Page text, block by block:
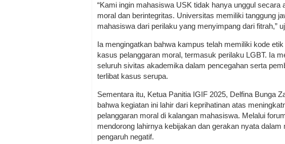
“Kami ingin mahasiswa USK tidak hanya unggul secara
moral dan berintegritas. Universitas memiliki tanggung
mahasiswa dari perilaku yang menyimpang dari fitrah,”
Ia mengingatkan bahwa kampus telah memiliki kode
kasus pelanggaran moral, termasuk perilaku LGBT. Ia
seluruh sivitas akademika dalam pencegahan serta
terlibat kasus serupa.
Sementara itu, Ketua Panitia IGIF 2025, Delfina Bunga
bahwa kegiatan ini lahir dari keprihatinan atas
pelanggaran moral di kalangan mahasiswa. Melalui
mendorong lahirnya kebijakan dan gerakan nyata
pengaruh negatif.